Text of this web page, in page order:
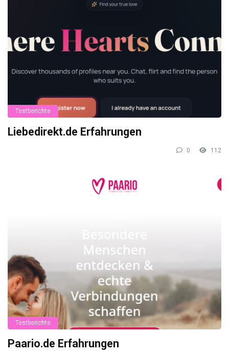
Testberichte
Liebedirekt.de Erfahrungen
0 112
Testberichte
Paario.de Erfahrungen